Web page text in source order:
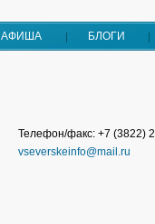
АФИША БЛОГИ
Телефон/факс: +7 (3822)
vseverskeinfo@mail.ru